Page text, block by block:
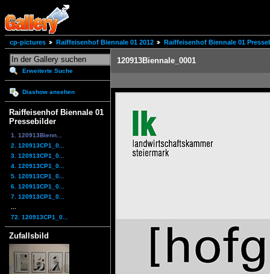
cp-pictures Raiffeisenhof Biennale 01 2012 Raiffeisenhof Biennale 01
Erweiterte Suche
Diashow ansehen
Raiffeisenhof Biennale 01
Pressebilder
1. 120913Bienn...
2. 120913CP1_0...
3. 120913CP1_0...
4. 120913CP1_0...
5. 120913CP1_0...
6. 120913CP1_0...
7. 120913CP1_0...
72. 120913CP1_0...
Zufallsbild
120913Biennale_0001